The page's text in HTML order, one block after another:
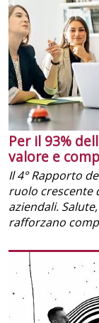
Per il 93%
valore e
Il 4° Rapporto
ruolo crescente
aziendali.
rafforzano